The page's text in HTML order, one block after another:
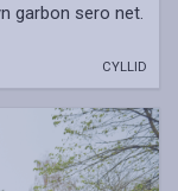
garbon sero net.
CYLLID